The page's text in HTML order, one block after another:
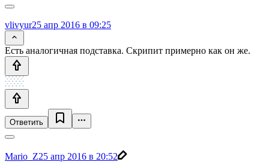
vlivyur25 апр 2016 в 09:25
Есть аналогичная подставка. Скрипит примерно как он же.
Ответить
Mario_Z25 апр 2016 в 20:52